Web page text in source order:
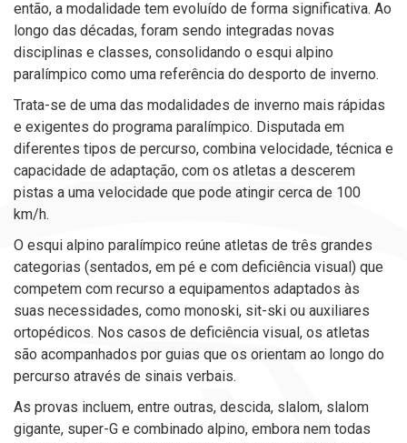
então, a modalidade tem evoluído de forma significativa. Ao
longo das décadas, foram sendo integradas novas
disciplinas e classes, consolidando o esqui alpino
paralímpico como uma referência do desporto de inverno.
Trata-se de uma das modalidades de inverno mais rápidas
e exigentes do programa paralímpico. Disputada em
diferentes tipos de percurso, combina velocidade, técnica e
capacidade de adaptação, com os atletas a descerem
pistas a uma velocidade que pode atingir cerca de 100
km/h.
O esqui alpino paralímpico reúne atletas de três grandes
categorias (sentados, em pé e com deficiência visual) que
competem com recurso a equipamentos adaptados às
suas necessidades, como monoski, sit-ski ou auxiliares
ortopédicos. Nos casos de deficiência visual, os atletas
são acompanhados por guias que os orientam ao longo do
percurso através de sinais verbais.
As provas incluem, entre outras, descida, slalom, slalom
gigante, super-G e combinado alpino, embora nem todas